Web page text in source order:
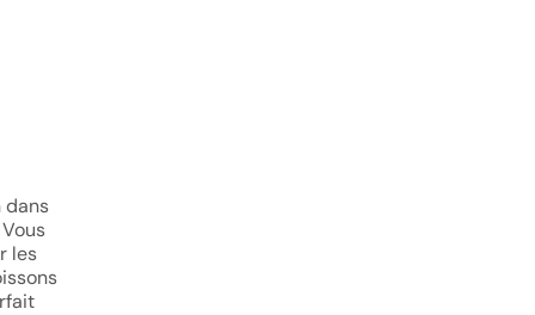
dans
les